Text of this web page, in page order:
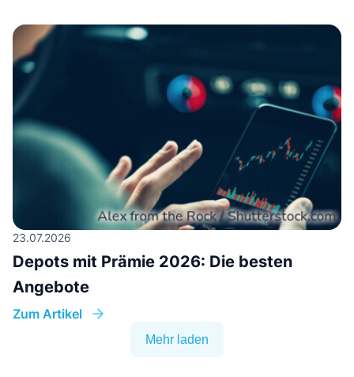
23.07.2026
Depots mit Prämie 2026: Die besten
Angebote
Zum Artikel
Mehr laden